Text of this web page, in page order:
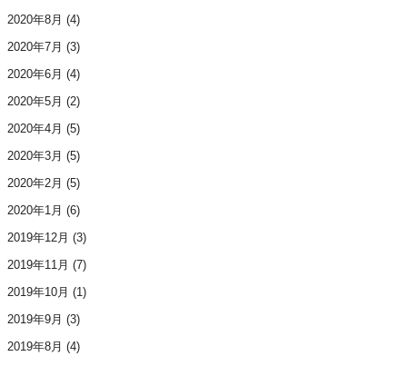
2020年8月 (4)
2020年7月 (3)
2020年6月 (4)
2020年5月 (2)
2020年4月 (5)
2020年3月 (5)
2020年2月 (5)
2020年1月 (6)
2019年12月 (3)
2019年11月 (7)
2019年10月 (1)
2019年9月 (3)
2019年8月 (4)